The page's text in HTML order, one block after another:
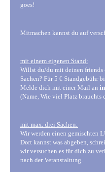
goes!
Mitmachen kannst du auf
mit einem eigenen Stand:
Willst du/du mit deinen friends
Sachen? Für 5 € Standgebühr
Melde dich mit einer Mail an
(Name, Wie viel Platz
mit max. drei Sachen:
Wir werden einen gemischten
Dort kannst was abgeben,
wir versuchen es für dich zu
nach der Veranstaltung.